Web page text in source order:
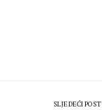
SLJEDEĆI POST